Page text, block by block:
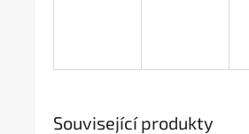
Související produkty